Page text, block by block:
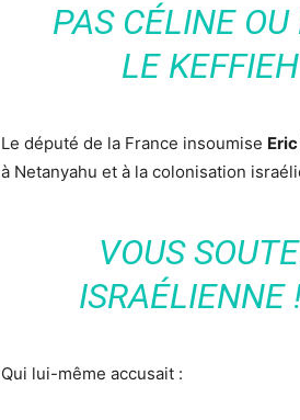
PAS CÉLINE
LE
Le député de la France insoumise
à Netanyahu et à la colonisation
VOUS
ISRAÉLIENNE
Qui lui-même accusait :